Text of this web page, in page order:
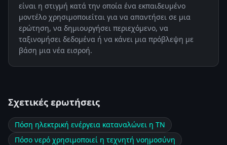
είναι η στιγμή κατά την οποία ένα εκπαιδευμένο
μοντέλο χρησιμοποιείται για να απαντήσει σε μια
ερώτηση, να δημιουργήσει περιεχόμενο, να
ταξινομήσει δεδομένα ή να κάνει μια πρόβλεψη με
βάση μια νέα εισροή.
Σχετικές ερωτήσεις
Πόση ηλεκτρική ενέργεια καταναλώνει η ΤΝ
Πόσο νερό χρησιμοποιεί η τεχνητή νοημοσύνη